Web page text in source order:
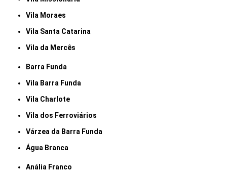
Vila Moraes
Vila Santa Catarina
Vila da Mercês
Barra Funda
Vila Barra Funda
Vila Charlote
Vila dos Ferroviários
Várzea da Barra Funda
Água Branca
Anália Franco